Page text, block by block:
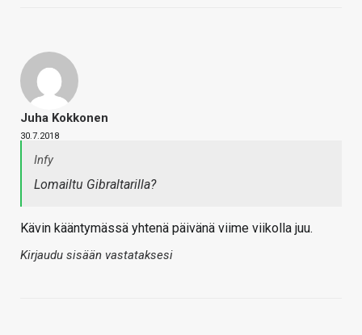
Juha Kokkonen
30.7.2018
Infy
Lomailtu Gibraltarilla?
Kävin kääntymässä yhtenä päivänä viime viikolla juu.
Kirjaudu sisään vastataksesi